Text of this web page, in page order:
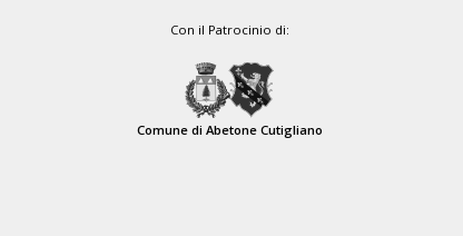
Con il Patrocinio di:
Comune di Abetone Cutigliano